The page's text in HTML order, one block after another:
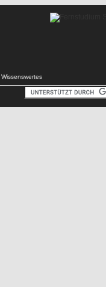
Wissenswertes